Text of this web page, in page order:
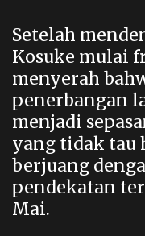
Setelah
Kosuke mulai
menyerah
penerbangan
menjadi
yang tidak tau
berjuang
pendekatan
Mai.